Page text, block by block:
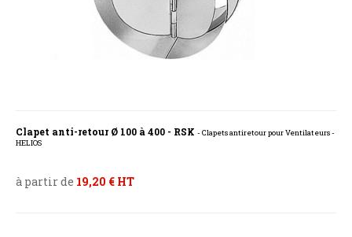
Clapet anti-retour Ø 100 à 400 - RSK - Clapets antiretour pour Ventilateurs -
HELIOS
à partir de 19,20 € HT